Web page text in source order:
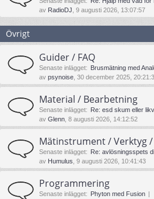
av RadioDJ , 9 augusti 2026, 13:07:57
Övrigt
Guider / FAQ
Senaste inlägget: Brusmätning med
av psynoise , 30 december 2025,
Material / Bearbetning
Senaste inlägget: Re: esd skum eller
av Glenn , 8 augusti 2026, 14:12:52
Mätinstrument / Verktyg
Senaste inlägget: Re: avlösningsspets
av Humulus , 9 augusti 2026, 10:41:43
Programmering
Senaste inlägget: Phyton med Fusion